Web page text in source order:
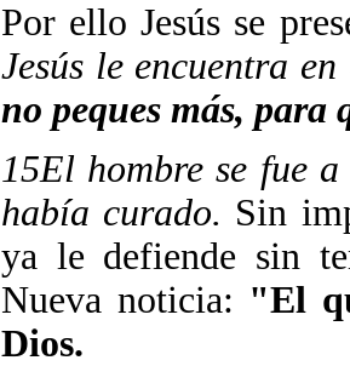
Por ello Jesús se
Jesús le encuentra
no peques más, para
15El hombre se fue
había curado. Sin
ya le defiende sin
Nueva noticia: "El
Dios.